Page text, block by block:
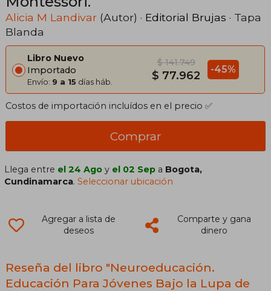
Alicia M Landivar (Autor) · Editorial Brujas · Tapa
Blanda
Libro Nuevo
Importado
Envío: 9 a 15 días háb.
$ 141.749
$ 77.962 -45%
Costos de importación incluídos en el precio ✅
Comprar
Llega entre el 24 Ago y el 02 Sep a Bogota,
Cundinamarca.Seleccionar ubicación
Agregar a lista de
deseos
Comparte y gana
dinero
Reseña del libro "Neuroeducación.
Educación Para Jóvenes Bajo la Lupa de